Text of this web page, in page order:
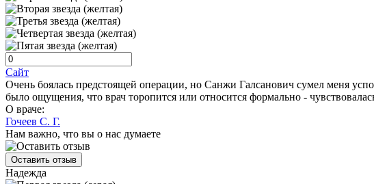
Сайт
Очень боялась предстоящей операции, но Санжи Галсанович сумел меня
было ощущения, что врач торопится или относится формально -
О враче:
Гочеев С. Г.
Нам важно, что вы о нас думаете
Оставить отзыв
Надежда